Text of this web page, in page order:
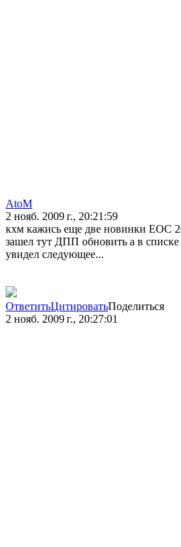
AtoM
2 нояб. 2009 г., 20:21:59
кхм кажись еще две новинки ЕОС
зашел тут ДПП обновить а в
увидел следующее...
ОтветитьЦитироватьПоделиться
2 нояб. 2009 г., 20:27:01